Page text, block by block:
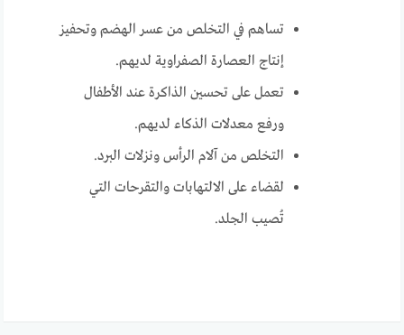
تساهم في التخلص من عسر الهضم وتحفيز
إنتاج العصارة الصفراوية لديهم.
تعمل على تحسين الذاكرة عند الأطفال
ورفع معدلات الذكاء لديهم.
التخلص من آلام الرأس ونزلات البرد.
لقضاء على الالتهابات والتقرحات التي
تُصيب الجلد.